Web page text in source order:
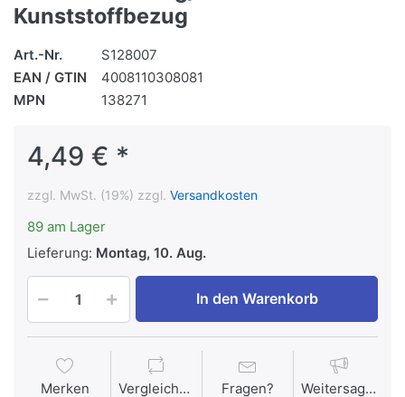
Kunststoffbezug
Art.-Nr.
S128007
EAN / GTIN
4008110308081
MPN
138271
4,49 € *
zzgl. MwSt. (19%) zzgl. Versandkosten
89 am Lager
Lieferung: Montag, 10. Aug.
In den Warenkorb
Merken Vergleichen Fragen? Weitersagen